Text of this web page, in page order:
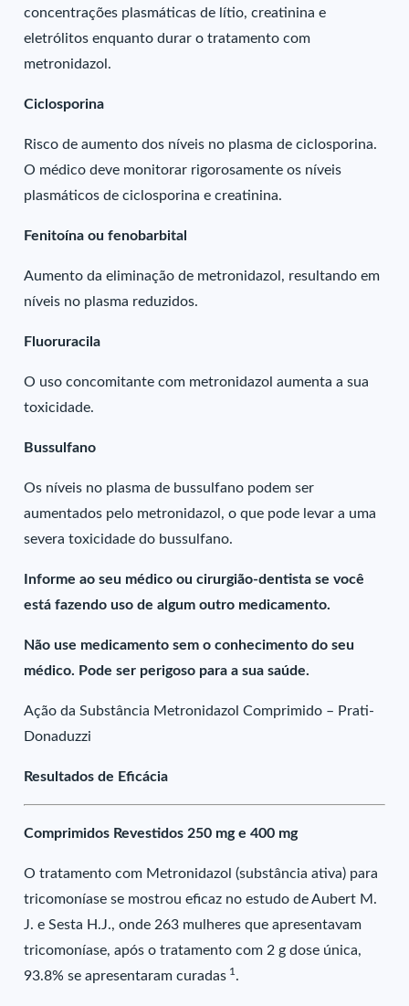
concentrações plasmáticas de lítio, creatinina e
eletrólitos enquanto durar o tratamento com
metronidazol.
Ciclosporina
Risco de aumento dos níveis no plasma de ciclosporina.
O médico deve monitorar rigorosamente os níveis
plasmáticos de ciclosporina e creatinina.
Fenitoína ou fenobarbital
Aumento da eliminação de metronidazol, resultando em
níveis no plasma reduzidos.
Fluoruracila
O uso concomitante com metronidazol aumenta a sua
toxicidade.
Bussulfano
Os níveis no plasma de bussulfano podem ser
aumentados pelo metronidazol, o que pode levar a uma
severa toxicidade do bussulfano.
Informe ao seu médico ou cirurgião-dentista se você
está fazendo uso de algum outro medicamento.
Não use medicamento sem o conhecimento do seu
médico. Pode ser perigoso para a sua saúde.
Ação da Substância Metronidazol Comprimido – Prati-
Donaduzzi
Resultados de Eficácia
Comprimidos Revestidos 250 mg e 400 mg
O tratamento com Metronidazol (substância ativa) para
tricomoníase se mostrou eficaz no estudo de Aubert M.
J. e Sesta H.J., onde 263 mulheres que apresentavam
tricomoníase, após o tratamento com 2 g dose única,
93.8% se apresentaram curadas 1 .